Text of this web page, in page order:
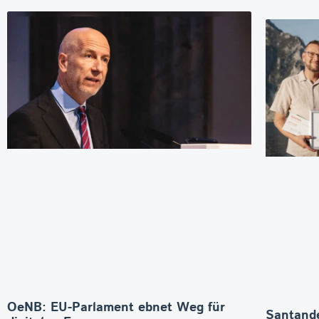
OeNB: EU-Parlament ebnet Weg für